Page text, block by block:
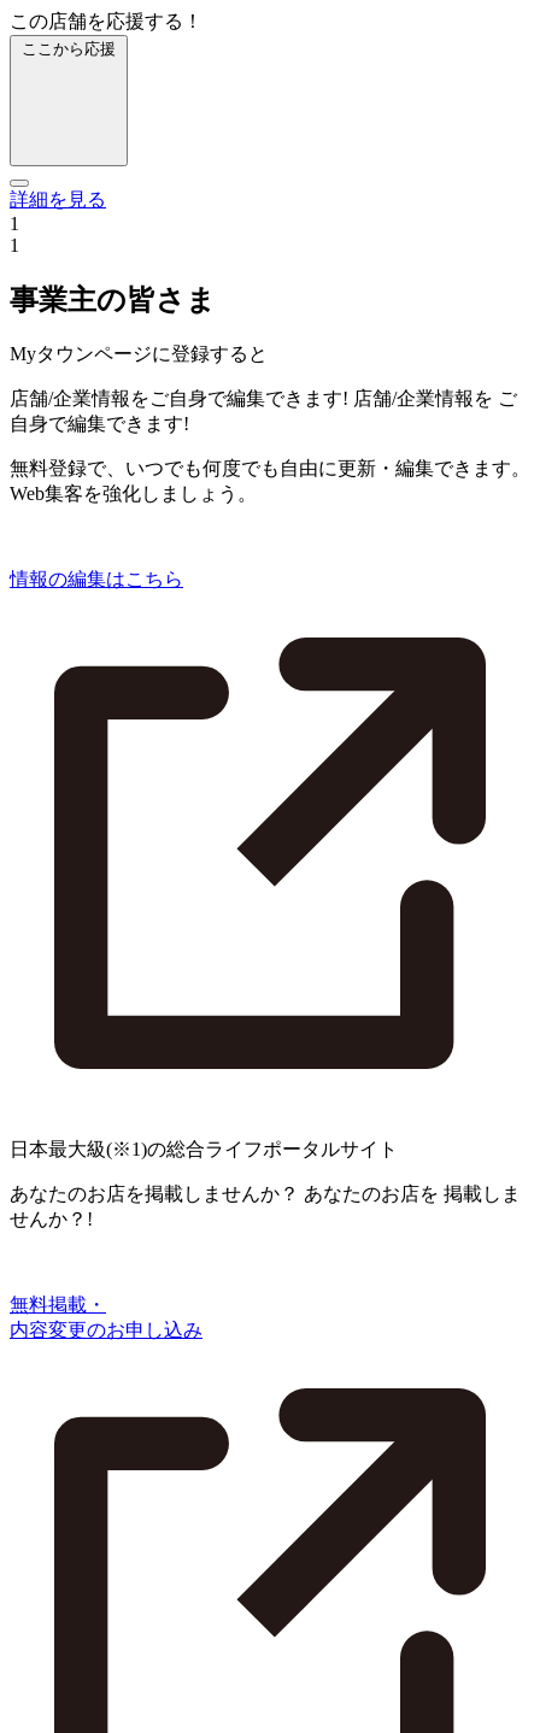
この店舗を応援する！
ここから応援
詳細を見る
1
1
事業主の皆さま
Myタウンページに登録すると
店舗/企業情報をご自身で編集できます! 店舗/企業情報を ご
自身で編集できます!
無料登録で、いつでも何度でも自由に更新・編集できます。
Web集客を強化しましょう。
情報の編集はこちら
日本最大級(※1)の総合ライフポータルサイト
あなたのお店を掲載しませんか？ あなたのお店を 掲載しま
せんか？!
無料掲載・
内容変更のお申し込み